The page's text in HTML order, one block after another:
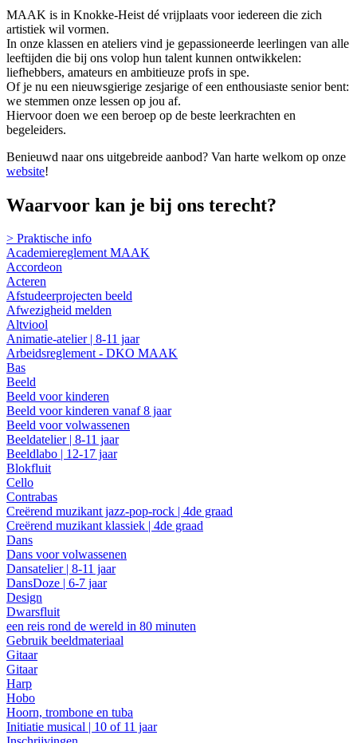
MAAK is in Knokke-Heist dé vrijplaats voor iedereen die zich
artistiek wil vormen.
In onze klassen en ateliers vind je gepassioneerde leerlingen van alle
leeftijden die bij ons volop hun talent kunnen ontwikkelen:
liefhebbers, amateurs en ambitieuze profs in spe.
Of je nu een nieuwsgierige zesjarige of een enthousiaste senior bent:
we stemmen onze lessen op jou af.
Hiervoor doen we een beroep op de beste leerkrachten en
begeleiders.
Benieuwd naar ons uitgebreide aanbod? Van harte welkom op onze
website!
Waarvoor kan je bij ons terecht?
> Praktische info
Academiereglement MAAK
Accordeon
Acteren
Afstudeerprojecten beeld
Afwezigheid melden
Altviool
Animatie-atelier | 8-11 jaar
Arbeidsreglement - DKO MAAK
Bas
Beeld
Beeld voor kinderen
Beeld voor kinderen vanaf 8 jaar
Beeld voor volwassenen
Beeldatelier | 8-11 jaar
Beeldlabo | 12-17 jaar
Blokfluit
Cello
Contrabas
Creërend muzikant jazz-pop-rock | 4de graad
Creërend muzikant klassiek | 4de graad
Dans
Dans voor volwassenen
Dansatelier | 8-11 jaar
DansDoze | 6-7 jaar
Design
Dwarsfluit
een reis rond de wereld in 80 minuten
Gebruik beeldmateriaal
Gitaar
Gitaar
Harp
Hobo
Hoorn, trombone en tuba
Initiatie musical | 10 of 11 jaar